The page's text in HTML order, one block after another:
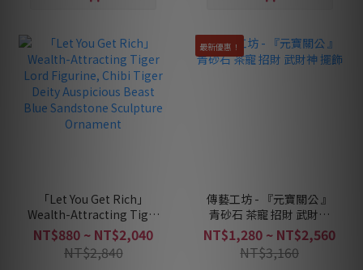
「Let You Get Rich」
Wealth-Attracting Tiger
Lord Figurine, Chibi
Tiger Deity Auspicious
Beast Blue Sandstone
NT$880 ~ NT$2,040
NT$2,840
最新優惠！
傳藝工坊 - 『元寶關公 』
青砂石 茶寵 招財 武財神
擺飾
NT$1,280 ~ NT$2,560
NT$3,160